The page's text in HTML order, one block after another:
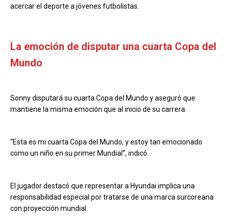
acercar el deporte a jóvenes futbolistas.
La emoción de disputar una cuarta Copa del
Mundo
Sonny disputará su cuarta Copa del Mundo y aseguró que
mantiene la misma emoción que al inicio de su carrera.
“Esta es mi cuarta Copa del Mundo, y estoy tan emocionado
como un niño en su primer Mundial”, indicó.
El jugador destacó que representar a Hyundai implica una
responsabilidad especial por tratarse de una marca surcoreana
con proyección mundial.